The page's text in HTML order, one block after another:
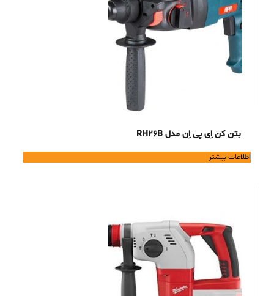
بتن کن اِی پی اِن مدل RH26B
اطلاعات بیشتر